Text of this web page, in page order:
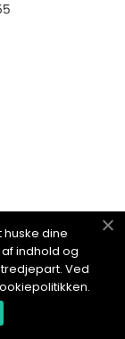
dine
indhold og
Ved